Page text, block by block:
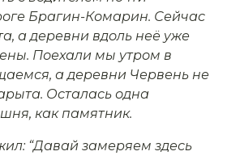
Брагин-Комарин. Сейчас
а деревни вдоль неё уже
Поехали мы утром в
а деревни Червень не
Осталась одна
как памятник.
“Давай замеряем здесь